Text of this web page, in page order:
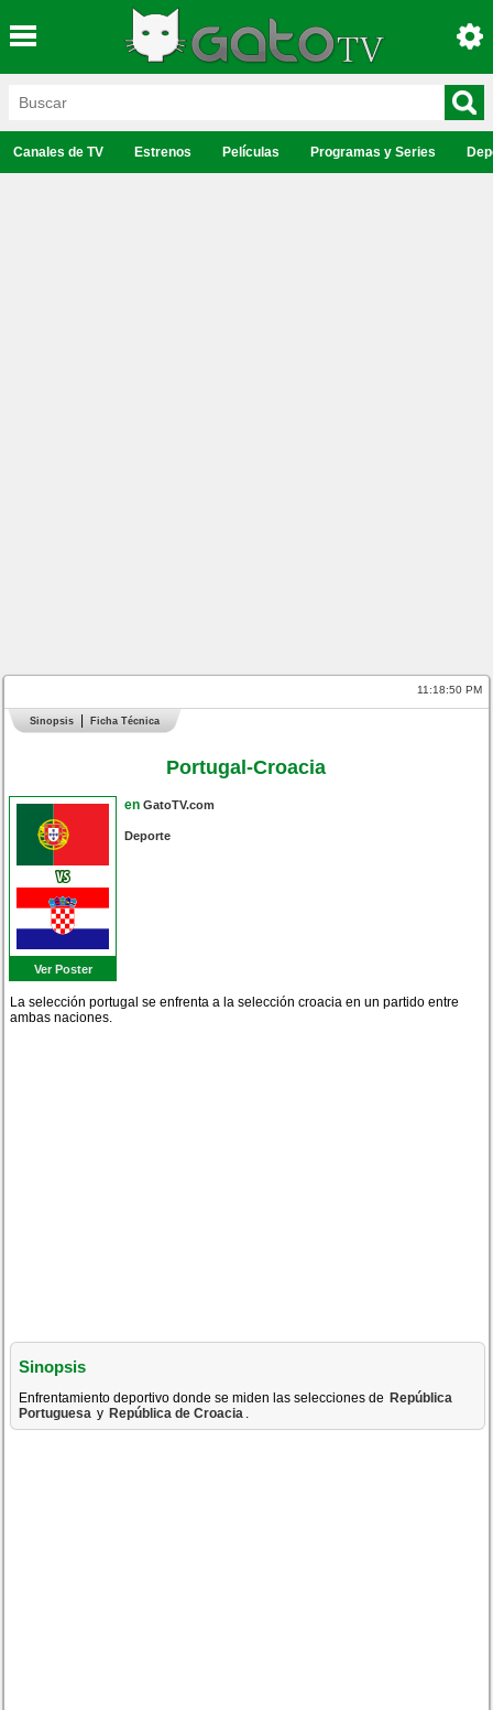
Canales de TV Estrenos Películas Programas y Series
11:18:51 PM
Sinopsis Ficha Técnica
Portugal-Croacia
Ver Poster
en GatoTV.com
Deporte
La selección portugal se enfrenta a la selección croacia en un partido entre
ambas naciones.
Sinopsis
Enfrentamiento deportivo donde se miden las selecciones de República
Portuguesa y República de Croacia .